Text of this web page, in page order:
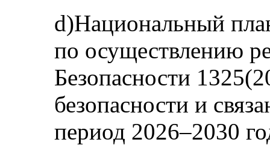
d)Национальный
по осуществлению
Безопасности
безопасности и
период 2026–2030